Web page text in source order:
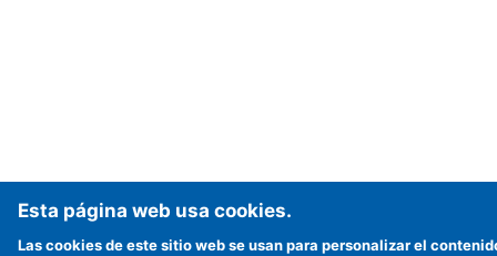
Esta página web usa cookies.
Las cookies de este sitio web se usan para personalizar el